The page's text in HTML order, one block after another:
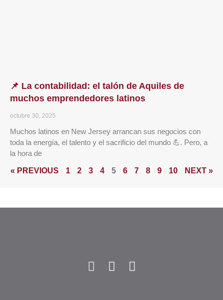
📌 La contabilidad: el talón de Aquiles de
muchos emprendedores latinos
octubre 30, 2025
Muchos latinos en New Jersey arrancan sus negocios con
toda la energía, el talento y el sacrificio del mundo 💪. Pero, a
la hora de
« PREVIOUS 1 2 3 4 5 6 7 8 9 10 NEXT »